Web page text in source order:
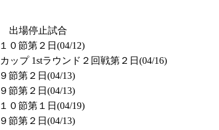
出場停止試合
０節第２日(04/12)
ップ 1stラウンド２回戦第２日(04/16)
節第２日(04/13)
節第２日(04/13)
０節第１日(04/19)
節第２日(04/13)